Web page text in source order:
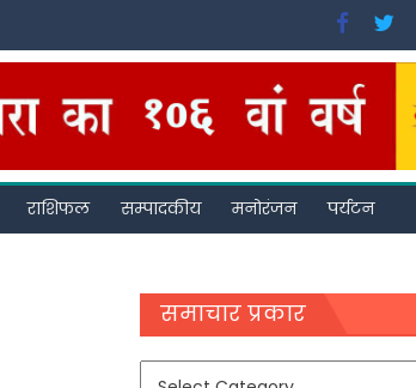
राशिफल सम्पादकीय मनोरंजन पर्यटन
समाचार प्रकार
समाचार